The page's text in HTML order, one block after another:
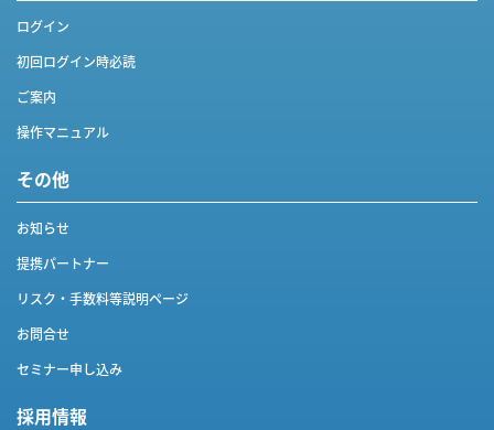
ログイン
初回ログイン時必読
ご案内
操作マニュアル
その他
お知らせ
提携パートナー
リスク・手数料等説明ページ
お問合せ
セミナー申し込み
採用情報